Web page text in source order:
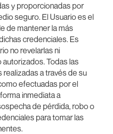
y proporcionadas por
seguro. El Usuario es el
de mantener la más
credenciales. Es
no revelarlas ni
Todas las
a través de su
efectuadas por el
inmediata a
de pérdida, robo o
para tomar las